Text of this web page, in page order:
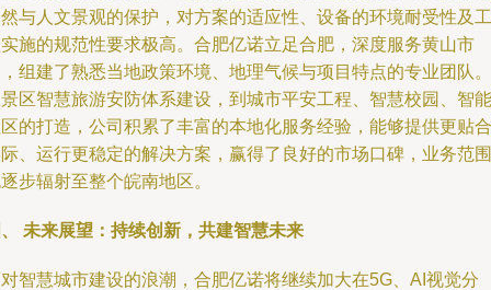
与人文景观的保护，对方案的适应性、设备的环境耐受性及工
施的规范性要求极高。合肥亿诺立足合肥，深度服务黄山市
组建了熟悉当地政策环境、地理气候与项目特点的专业团队。
区智慧旅游安防体系建设，到城市平安工程、智慧校园、智能
的打造，公司积累了丰富的本地化服务经验，能够提供更贴合
、运行更稳定的解决方案，赢得了良好的市场口碑，业务范围
步辐射至整个皖南地区。
未来展望：持续创新，共建智慧未来
智慧城市建设的浪潮，合肥亿诺将继续加大在5G、AI视觉分